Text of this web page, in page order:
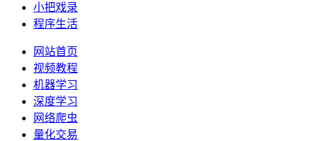
小把戏录
程序生活
网站首页
视频教程
机器学习
深度学习
网络爬虫
量化交易